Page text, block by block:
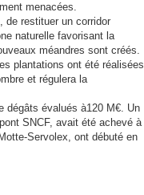
menacées.
de restituer un corridor
naturelle favorisant la
méandres sont créés.
plantations ont été réalisées
et régulera la
dégâts évalués à120 M€. Un
SNCF, avait été achevé à
Servolex, ont débuté en